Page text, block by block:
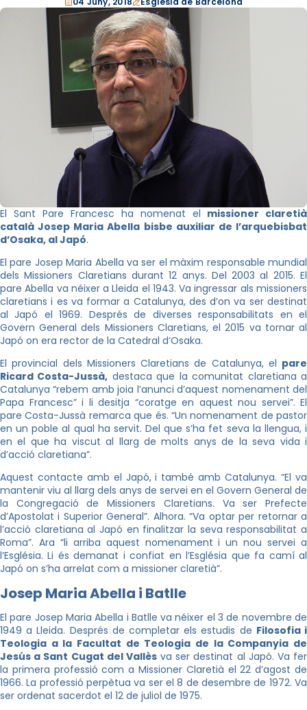
El Sant Pare Francesc ha nomenat el missioner claretià
català Josep Maria Abella bisbe auxiliar de l’arquebisbat
d’Osaka, al Japó.
El pare Josep Maria Abella va ser el màxim responsable mundial
dels Missioners Claretians durant 12 anys. Del 2003 al 2015. El
pare Abella va néixer a Lleida el 1943. Va ingressar als missioners
claretians i es va formar a Catalunya, des d’on va ser destinat
al Japó el 1969. Després de diverses responsabilitats en el
Govern General dels Missioners Claretians, el 2015 va tornar al
Japó on era rector de la Catedral d’Osaka.
El provincial dels Missioners Claretians de Catalunya, el pare
Ricard Costa-Jussà, destaca que la comunitat claretiana a
Catalunya “rebem amb joia l’anunci d’aquest nomenament del
Papa Francesc” i li desitja “coratge en aquest nou servei”. El
pare Costa-Jussà remarca que és. “Un nomenament de pastor
en un poble al qual ha servit. Del que s’ha fet seva la llengua, i
en el que ha viscut al llarg de molts anys de la seva vida i
d’acció claretiana”.
Aquest contacte amb el Japó, i també amb Catalunya. “El va
mantenir viu al llarg dels anys de servei en el Govern General de
la Congregació de Missioners Claretians. Va ser Prefecte
d’Apostolat i Superior General”. Alhora. “Va optar per retornar a
l’acció claretiana al Japó en finalitzar la seva responsabilitat a
Roma”. Ara “li arriba aquest nomenament i un nou servei a
l’Església. Li és demanat i confiat en l’Església que fa camí al
Japó on s’ha arrelat com a missioner claretià”.
Josep Maria Abella i Batlle
El pare Josep Maria Abella i Batlle va néixer el 3 de novembre de
1949 a Lleida. Després de completar els estudis de Filosofia i
Teologia a la Facultat de Teologia de la Companyia de
Jesús a Sant Cugat del Vallèsva ser destinat al Japó. Va fer
la primera professió com a Missioner Claretià el 22 d’agost de
1966. La professió perpètua va ser el 8 de desembre de 1972. Va
ser ordenat sacerdot el 12 de juliol de 1975.